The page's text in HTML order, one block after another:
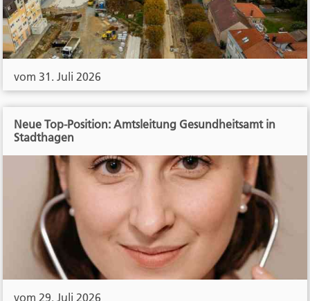
vom 31. Juli 2026
Neue Top-Position: Amtsleitung Gesundheitsamt in
Stadthagen
vom 29. Juli 2026